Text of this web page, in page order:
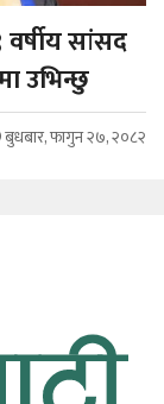
सांसद
उभिन्छु
बुधबार, फागुन २७, २०८२